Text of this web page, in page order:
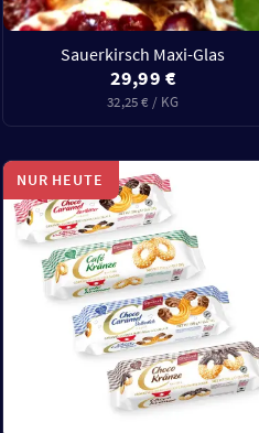
Sauerkirsch Maxi-Glas
29,99 €
32,25 € / KG
NUR HEUTE